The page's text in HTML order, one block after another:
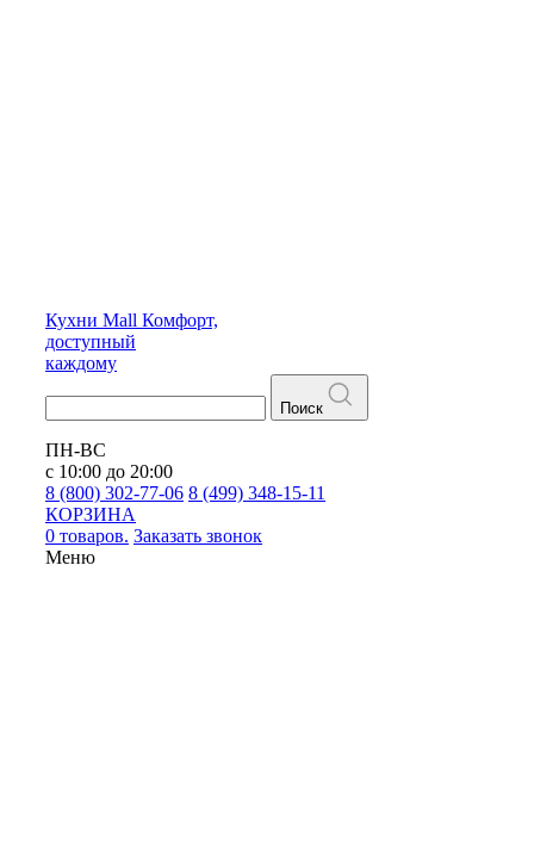
Кухни Mall Комфорт,
доступный
каждому
Поиск
ПН-ВС
с 10:00 до 20:00
8 (800) 302-77-06 8 (499) 348-15-11
КОРЗИНА
0 товаров. Заказать звонок
Меню